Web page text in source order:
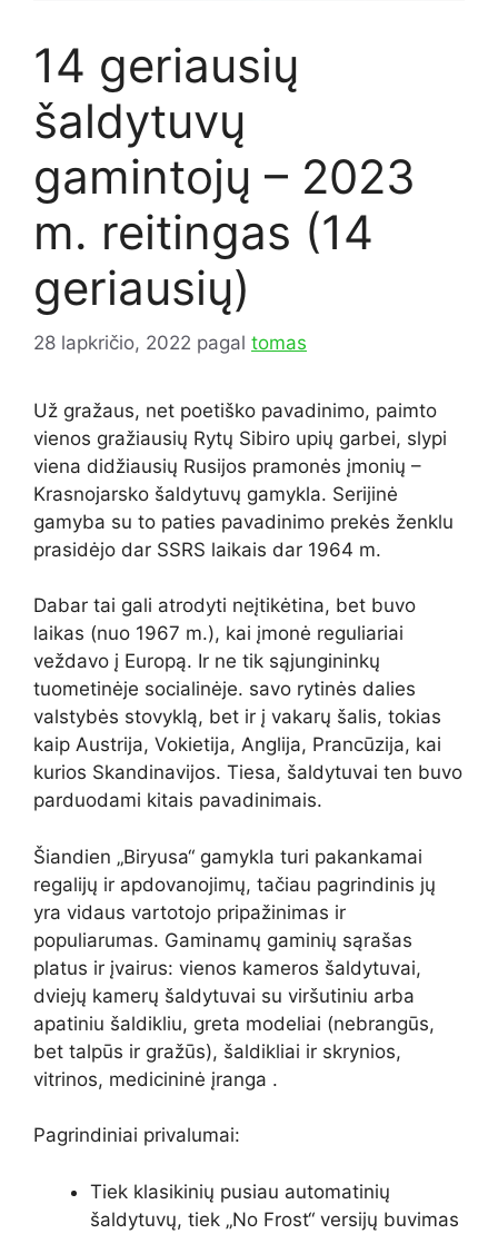
14 geriausių
šaldytuvų
gamintojų – 2023
m. reitingas (14
geriausių)
28 lapkričio, 2022 pagal tomas
Už gražaus, net poetiško pavadinimo, paimto
vienos gražiausių Rytų Sibiro upių garbei, slypi
viena didžiausių Rusijos pramonės įmonių –
Krasnojarsko šaldytuvų gamykla. Serijinė
gamyba su to paties pavadinimo prekės ženklu
prasidėjo dar SSRS laikais dar 1964 m.
Dabar tai gali atrodyti neįtikėtina, bet buvo
laikas (nuo 1967 m.), kai įmonė reguliariai
veždavo į Europą. Ir ne tik sąjungininkų
tuometinėje socialinėje. savo rytinės dalies
valstybės stovyklą, bet ir į vakarų šalis, tokias
kaip Austrija, Vokietija, Anglija, Prancūzija, kai
kurios Skandinavijos. Tiesa, šaldytuvai ten buvo
parduodami kitais pavadinimais.
Šiandien „Biryusa“ gamykla turi pakankamai
regalijų ir apdovanojimų, tačiau pagrindinis jų
yra vidaus vartotojo pripažinimas ir
populiarumas. Gaminamų gaminių sąrašas
platus ir įvairus: vienos kameros šaldytuvai,
dviejų kamerų šaldytuvai su viršutiniu arba
apatiniu šaldikliu, greta modeliai (nebrangūs,
bet talpūs ir gražūs), šaldikliai ir skrynios,
vitrinos, medicininė įranga .
Pagrindiniai privalumai:
Tiek klasikinių pusiau automatinių
šaldytuvų, tiek „No Frost“ versijų buvimas